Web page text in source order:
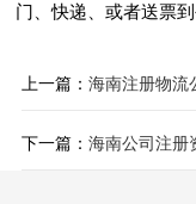
门、快递、或者送票
上一篇： 海南注册物流
下一篇： 海南公司注册